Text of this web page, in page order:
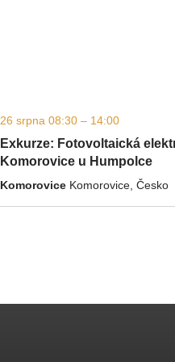
26 srpna 08:30 – 14:00
Exkurze: Fotovoltaická
Komorovice u Humpolce
Komorovice Komorovice, Česko